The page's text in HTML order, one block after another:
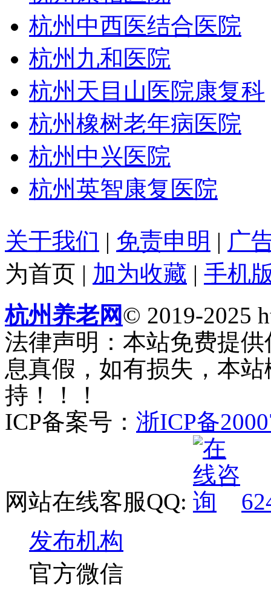
杭州中西医结合医院
杭州九和医院
杭州天目山医院康复科
杭州橡树老年病医院
杭州中兴医院
杭州英智康复医院
关于我们 | 免责申明 | 广
为首页 | 加为收藏 | 手机
杭州养老网© 2019-2025
法律声明：本站免费提
息真假，如有损失，本
持！！！
ICP备案号： 浙ICP备
网站在线客服QQ:
发布机构
官方微信